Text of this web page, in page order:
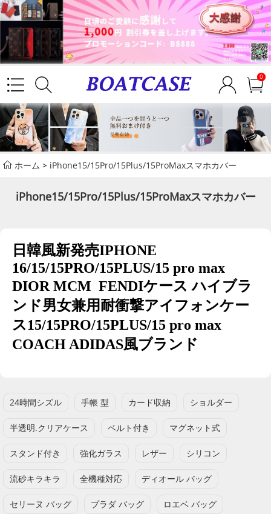
0
ホーム > iPhone15/15Pro/15Plus/15ProMaxスマホカバー
iPhone15/15Pro/15Plus/15ProMaxスマホカバー
日韓風新発売IPHONE
16/15/15PRO/15PLUS/15 pro max
DIOR MCM FENDIケース ハイブラ
ンド男女兼用耐衝撃アイフォンケー
ス15/15PRO/15PLUS/15 pro max
COACH ADIDAS風ブランド
24時間シズル 手帳 型 カード収納 ショルダー
半透明.クリアケース ベルト付き マグネット式
スタンド付き 強化ガラス レザー シリコン
流砂キラキラ 全機種対応 ディオール バッグ
セリーヌ バッグ プラダ バッグ ロエベ バッグ